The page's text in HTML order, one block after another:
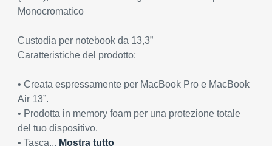
Monocromatico
Custodia per notebook da 13,3”
Caratteristiche del prodotto:
• Creata espressamente per MacBook Pro e MacBook
Air 13”.
• Prodotta in memory foam per una protezione totale
del tuo dispositivo.
• Tasca... Mostra tutto